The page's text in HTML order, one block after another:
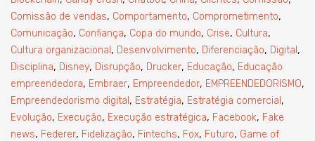
Comissão de vendas, Comportamento, Comprometimento,
Comunicação, Confiança, Copa do mundo, Crise, Cultura,
Cultura organizacional , Desenvolvimento, Diferenciação, Digital ,
Disciplina, Disney, Disrupção, Drucker, Educação, Educação
empreendedora, Embraer, Empreendedor, EMPREENDEDORISMO,
Empreendedorismo digital , Estratégia, Estratégia comercial ,
Evolução, Execução, Execução estratégica, Facebook, Fake
news, Federer, Fidelização, Fintechs, Fox, Futuro, Game of